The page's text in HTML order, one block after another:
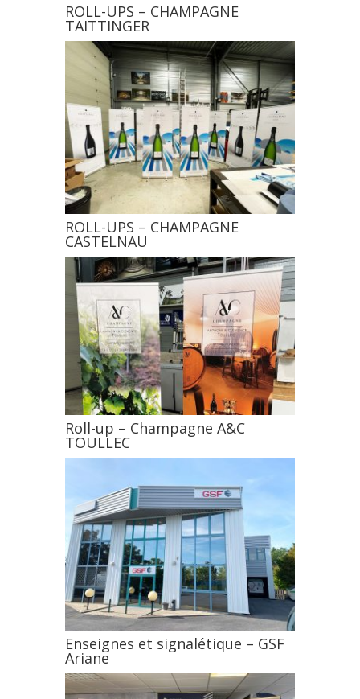
ROLL-UPS – CHAMPAGNE
TAITTINGER
ROLL-UPS – CHAMPAGNE
CASTELNAU
Roll-up – Champagne A&C
TOULLEC
Enseignes et signalétique – GSF
Ariane